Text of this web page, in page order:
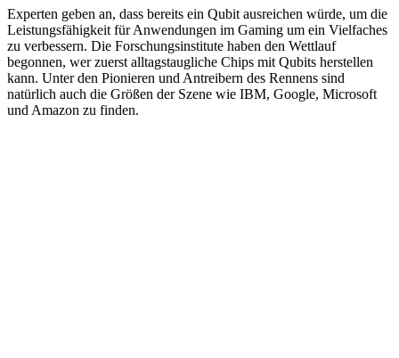
Experten geben an, dass bereits ein Qubit ausreichen würde, um die
Leistungsfähigkeit für Anwendungen im Gaming um ein Vielfaches
zu verbessern. Die Forschungsinstitute haben den Wettlauf
begonnen, wer zuerst alltagstaugliche Chips mit Qubits herstellen
kann. Unter den Pionieren und Antreibern des Rennens sind
natürlich auch die Größen der Szene wie IBM, Google, Microsoft
und Amazon zu finden.